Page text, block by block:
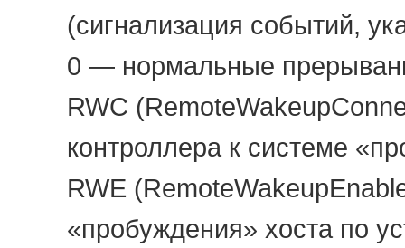
(сигнализация событий,
0 — нормальные
RWC
контроллера к системе
RWE
«пробуждения» хоста по